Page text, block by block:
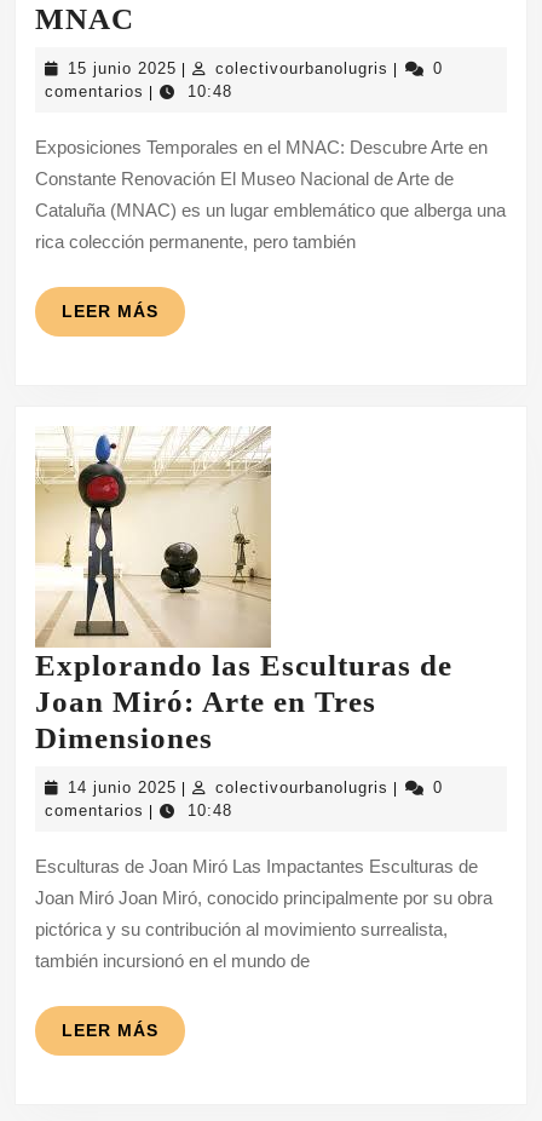
MNAC
las
Fascinantes
Temporales
del
MNAC
15 junio 2025 15
junio
| colectivourbanolugris |
0
comentarios | 10:48
Exposiciones Temporales en el MNAC: Descubre Arte en
Constante Renovación El Museo Nacional de Arte de
Cataluña (MNAC) es un lugar emblemático que alberga una
rica colección permanente, pero también
LEER MÁS LEER
MÁS
Explorando las Esculturas de
Joan Miró: Arte en Tres
Dimensiones
las
Esculturas
Joan
Miró:
Arte
14 junio 2025 14
junio
| colectivourbanolugris |
0
comentarios | 10:48
Esculturas de Joan Miró Las Impactantes Esculturas de
Joan Miró Joan Miró, conocido principalmente por su obra
pictórica y su contribución al movimiento surrealista,
también incursionó en el mundo de
LEER MÁS LEER
MÁS